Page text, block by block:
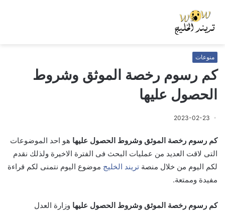
منوعات
كم رسوم رخصة الموثق وشروط
الحصول عليها
2023-02-23
كم رسوم رخصة الموثق وشروط الحصول عليها هو احد الموضوعات
التى لاقت العديد من عمليات البحث فى الفترة الاخيرة ولذلك نقدم
لكم اليوم من خلال منصة تريند الخليج موضوع اليوم نتمنى لكم قراءة
مفيدة وممتعة.
كم رسوم رخصة الموثق وشروط الحصول عليها وزارة العدل